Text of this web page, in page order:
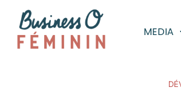
MEDIA